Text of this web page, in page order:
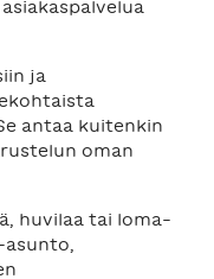
ja
antaa kuitenkin
oman
huvilaa tai loma-